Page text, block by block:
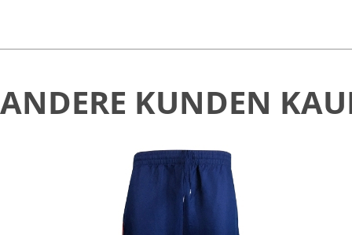
ANDERE KUNDEN